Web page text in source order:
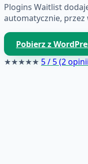
Plogins Waitlist
automatycznie, przez
Pobierz z
★★★★★ 5 / 5 (2